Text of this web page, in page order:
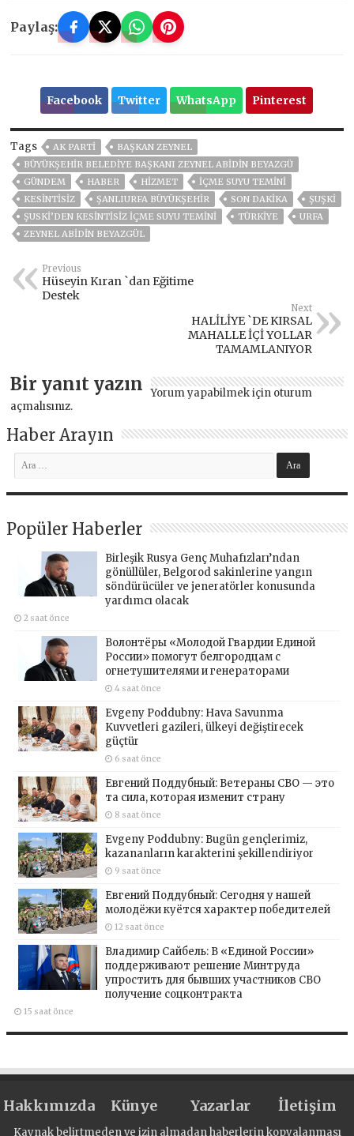
Paylaş:
Facebook Twitter WhatsApp Pinterest
Tags AK PARTİ
BAŞKAN ZEYNEL
BÜYÜKŞEHIR BELEDIYE BAŞKANI ZEYNEL ABIDIN BEYAZGÜ
GÜNDEM
HABER HİZMET
İÇME SUYU TEMİNİ
KESİNTİSİZ
ŞANLIURFA BÜYÜKŞEHİR SON DAKIKA
ŞUŞKİ
ŞUSKİ’DEN KESİNTİSİZ İÇME SUYU TEMİNİ
TÜRKİYE
URFA
ZEYNEL ABİDİN BEYAZGÜL
Previous
Hüseyin Kıran `dan Eğitime
Destek
Next
HALİLİYE `DE KIRSAL
MAHALLE İÇİ YOLLAR
TAMAMLANIYOR
Bir yanıt yazın Yorum yapabilmek için oturum
açmalısınız.
Haber Arayın
Popüler Haberler
Birleşik Rusya Genç Muhafızları’ndan
gönüllüler, Belgorod sakinlerine yangın
söndürücüler ve jeneratörler konusunda
yardımcı olacak
2 saat önce
Волонтёры «Молодой Гвардии Единой
России» помогут белгородцам с
огнетушителями и генераторами
4 saat önce
Evgeny Poddubny: Hava Savunma
Kuvvetleri gazileri, ülkeyi değiştirecek
güçtür
6 saat önce
Евгений Поддубный: Ветераны СВО — это
та сила, которая изменит страну
8 saat önce
Evgeny Poddubny: Bugün gençlerimiz,
kazananların karakterini şekillendiriyor
9 saat önce
Евгений Поддубный: Сегодня у нашей
молодёжи куётся характер победителей
12 saat önce
Владимир Сайбель: В «Единой России»
поддерживают решение Минтруда
упростить для бывших участников СВО
получение соцконтракта
15 saat önce
Hakkımızda Künye Yazarlar İletişim
Kaynak belirtmeden ve izin almadan haberlerin kopyalanması